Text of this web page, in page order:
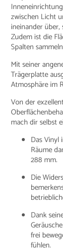
zwischen Licht
ineinander
Zudem ist die
Spalten
Mit seiner
Trägerplatte
Atmosphäre im
Von der
mach dir selbst
Das
Räume
288 mm.
Die
Dank
frei
fühlen.